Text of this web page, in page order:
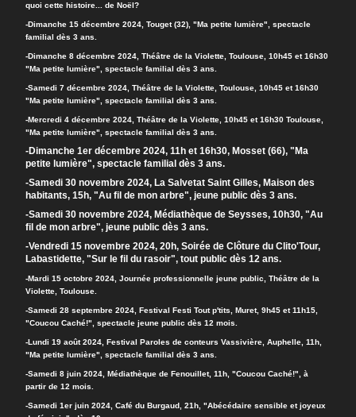
quoi cette histoire... de Noël?
-Dimanche 15 décembre 2024, Touget (32), "Ma petite lumière", spectacle
familial dès 3 ans.
-Dimanche 8 décembre 2024, Théâtre de la Violette, Toulouse, 10h45 et 16h30
"Ma petite lumière", spectacle familial dès 3 ans.
-Samedi 7 décembre 2024, Théâtre de la Violette, Toulouse, 10h45 et 16h30
"Ma petite lumière", spectacle familial dès 3 ans.
-Mercredi 4 décembre 2024, Théâtre de la Violette, 10h45 et 16h30 Toulouse,
"Ma petite lumière", spectacle familial dès 3 ans.
-Dimanche 1er décembre 2024, 11h et 16h30, Mosset (66), "Ma
petite lumière", spectacle familial dès 3 ans.
-Samedi 30 novembre 2024, La Salvetat Saint Gilles, Maison des
habitants, 15h, "Au fil de mon arbre", jeune public dès 3 ans.
-Samedi 30 novembre 2024, Médiathèque de Seysses, 10h30, "Au
fil de mon arbre", jeune public dès 3 ans.
-Vendredi 15 novembre 2024, 20h, Soirée de Clôture du Clito'Tour,
Labastidette, "Sur le fil du rasoir", tout public dès 12 ans.
-Mardi 15 octobre 2024, Journée professionnelle jeune public, Théâtre de la
Violette, Toulouse.
-Samedi 28 septembre 2024, Festival Festi Tout p'tits, Muret, 9h45 et 11h15,
"Coucou Caché!", spectacle jeune public dès 12 mois.
-Lundi 19 août 2024, Festival Paroles de conteurs Vassivière, Auphelle, 11h,
"Ma petite lumière", spectacle familial dès 3 ans.
-Samedi 8 juin 2024, Médiathèque de Fenouillet, 11h, "Coucou Caché!", à
partir de 12 mois.
-Samedi 1er juin 2024, Café du Burgaud, 21h, "Abécédaire sensible et joyeux